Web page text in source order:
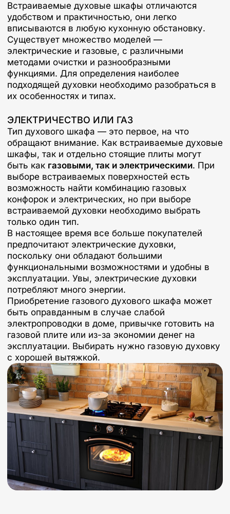
Встраиваемые духовые шкафы отличаются
удобством и практичностью, они легко
вписываются в любую кухонную обстановку.
Существует множество моделей —
электрические и газовые, с различными
методами очистки и разнообразными
функциями. Для определения наиболее
подходящей духовки необходимо разобраться в
их особенностях и типах.
ЭЛЕКТРИЧЕСТВО ИЛИ ГАЗ
Тип духового шкафа — это первое, на что
обращают внимание. Как встраиваемые духовые
шкафы, так и отдельно стоящие плиты могут
быть как газовыми, так и электрическими. При
выборе встраиваемых поверхностей есть
возможность найти комбинацию газовых
конфорок и электрических, но при выборе
встраиваемой духовки необходимо выбрать
только один тип.
В настоящее время все больше покупателей
предпочитают электрические духовки,
поскольку они обладают большими
функциональными возможностями и удобны в
эксплуатации. Увы, электрические духовки
потребляют много энергии.
Приобретение газового духового шкафа может
быть оправданным в случае слабой
электропроводки в доме, привычке готовить на
газовой плите или из-за экономии денег на
эксплуатации. Выбирать нужно газовую духовку
с хорошей вытяжкой.